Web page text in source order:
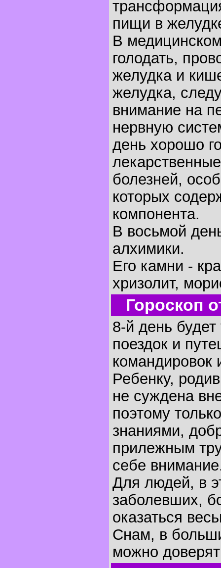
пищи в
В
голодать,
желудка и
желудка,
внимание на
нервную
день хорошо
болезней,
которых
компонента.
В восьмой
алхимики.
Его камни -
хризолит,
Гороскоп
8-й день
поездок и
командировок
Ребенку,
не суждена
поэтому
знаниями,
прилежным
себе
Для людей, в
заболевших,
оказаться
Снам, в
можно